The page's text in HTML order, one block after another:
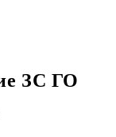
ЗС ГО